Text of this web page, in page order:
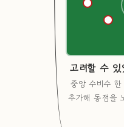
고려할 수
중앙 수비수
추가해 동점을